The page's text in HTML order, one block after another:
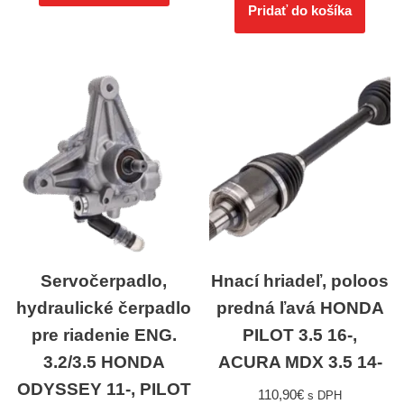
Pridať do košíka
Servočerpadlo,
hydraulické čerpadlo
pre riadenie ENG.
3.2/3.5 HONDA
ODYSSEY 11-, PILOT
Hnací hriadeľ, poloos
predná ľavá HONDA
PILOT 3.5 16-,
ACURA MDX 3.5 14-
110,90€ s DPH